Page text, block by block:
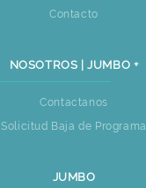
Contacto
NOSOTROS | JUMBO +
Contactanos
Solicitud Baja de Programa
JUMBO